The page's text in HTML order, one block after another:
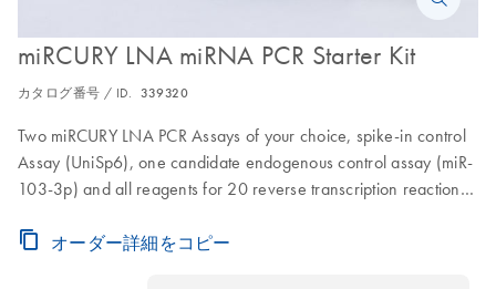
miRCURY LNA miRNA PCR Starter Kit
カタログ番号 / ID. 339320
Two miRCURY LNA PCR Assays of your choice, spike-in control
Assay (UniSp6), one candidate endogenous control assay (miR-
103-3p) and all reagents for 20 reverse transcription reactions
detectionオーダー詳細をコピー